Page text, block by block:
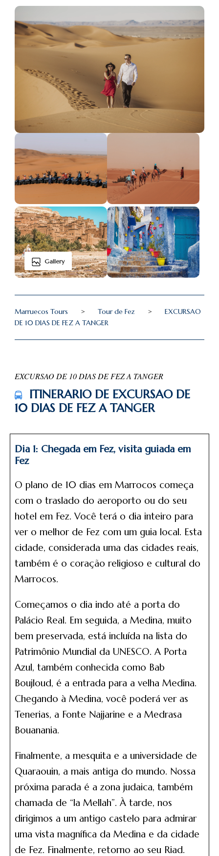
Gallery
Marruecos Tours > Tour de Fez >
EXCURSAO
DE 10 DIAS DE FEZ A TANGER
EXCURSAO DE 10 DIAS DE FEZ A TANGER
ITINERARIO DE EXCURSAO DE
10 DIAS DE FEZ A TANGER
Dia 1: Chegada em Fez, visita guiada em
Fez
O plano de 10 dias em Marrocos começa
com o traslado do aeroporto ou do seu
hotel em Fez. Você terá o dia inteiro para
ver o melhor de Fez com um guia local. Esta
cidade, considerada uma das cidades reais,
também é o coração religioso e cultural do
Marrocos.
Começamos o dia indo até a porta do
Palácio Real. Em seguida, a Medina, muito
bem preservada, está incluída na lista do
Patrimônio Mundial da UNESCO. A Porta
Azul, também conhecida como Bab
Boujloud, é a entrada para a velha Medina.
Chegando à Medina, você poderá ver as
Tenerias, a Fonte Najjarine e a Medrasa
Bouanania.
Finalmente, a mesquita e a universidade de
Quaraouin, a mais antiga do mundo. Nossa
próxima parada é a zona judaica, também
chamada de “la Mellah”. À tarde, nos
dirigimos a um antigo castelo para admirar
uma vista magnífica da Medina e da cidade
de Fez. Finalmente, retorno ao seu Riad.